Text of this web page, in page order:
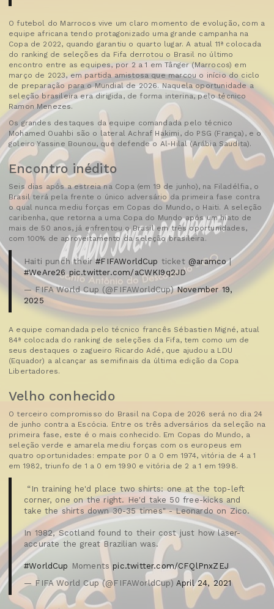
O futebol do Marrocos vive um claro momento de evolução, com a
equipe africana tendo protagonizado uma grande campanha na
Copa de 2022, quando garantiu o quarto lugar. A atual 11ª colocada
do ranking de seleções da Fifa derrotou o Brasil no último
encontro entre as equipes, por 2 a 1 em Tânger (Marrocos) em
março de 2023, em partida amistosa que marcou o início do ciclo
de preparação para o Mundial de 2026. Naquela oportunidade a
seleção brasileira era dirigida, de forma interina, pelo técnico
Ramon Menezes.
Os grandes destaques da equipe comandada pelo técnico
Mohamed Ouahbi são o lateral Achraf Hakimi, do PSG (França), e o
goleiro Yassine Bounou, que defende o Al-Hilal (Arábia Saudita).
Encontro inédito
Seis dias após a estreia na Copa (em 19 de junho), na Filadélfia, o
Brasil terá pela frente o único adversário da primeira fase contra
o qual nunca mediu forças em Copas do Mundo, o Haiti. A seleção
caribenha, que retorna a uma Copa do Mundo após um hiato de
mais de 50 anos, já enfrentou o Brasil em três oportunidades,
com 100% de aproveitamento da seleção brasileira.
Haiti punch their#FIFAWorldCup ticket ️ @aramco|
#WeAre26 pic.twitter.com/aCWKI9q2JD
— FIFA World Cup (@FIFAWorldCup)November 19,
2025
A equipe comandada pelo técnico francês Sébastien Migné, atual
84ª colocada do ranking de seleções da Fifa, tem como um de
seus destaques o zagueiro Ricardo Adé, que ajudou a LDU
(Equador) a alcançar as semifinais da última edição da Copa
Libertadores.
Velho conhecido
O terceiro compromisso do Brasil na Copa de 2026 será no dia 24
de junho contra a Escócia. Entre os três adversários da seleção na
primeira fase, este é o mais conhecido. Em Copas do Mundo, a
seleção verde e amarela mediu forças com os europeus em
quatro oportunidades: empate por 0 a 0 em 1974, vitória de 4 a 1
em 1982, triunfo de 1 a 0 em 1990 e vitória de 2 a 1 em 1998.
️ “In training he'd place two shirts: one at the top-left
corner, one on the right. He'd take 50 free-kicks and
take the shirts down 30-35 times" - Leonardo on Zico.
In 1982, Scotland found to their cost just how laser-
accurate the great Brazilian was.
#WorldCup Momentspic.twitter.com/CFQlPnxZEJ
— FIFA World Cup (@FIFAWorldCup) April 24, 2021